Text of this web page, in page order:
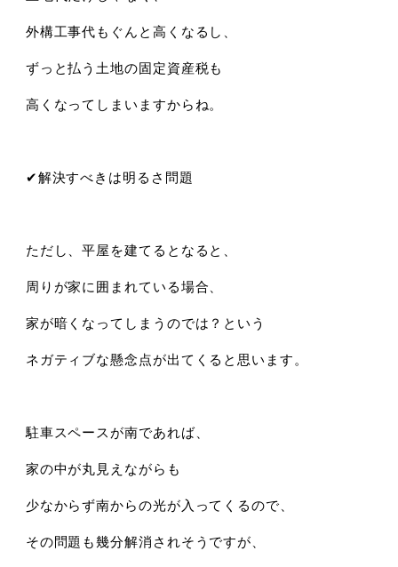
外構工事代もぐんと高くなるし、
ずっと払う土地の固定資産税も
高くなってしまいますからね。
✔︎解決すべきは明るさ問題
ただし、平屋を建てるとなると、
周りが家に囲まれている場合、
家が暗くなってしまうのでは？という
ネガティブな懸念点が出てくると思います。
駐車スペースが南であれば、
家の中が丸見えながらも
少なからず南からの光が入ってくるので、
その問題も幾分解消されそうですが、